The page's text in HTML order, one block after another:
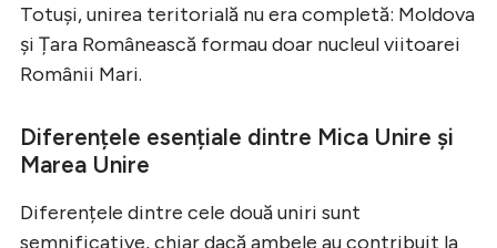
Totuși, unirea teritorială nu era completă: Moldova
și Țara Românească formau doar nucleul viitoarei
Românii Mari.
Diferențele esențiale dintre Mica Unire și
Marea Unire
Diferențele dintre cele două uniri sunt
semnificative, chiar dacă ambele au contribuit la